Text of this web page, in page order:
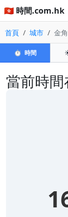
🇭🇰 時間.com.hk
首頁 城市 金
⏱️ 時間
當前時